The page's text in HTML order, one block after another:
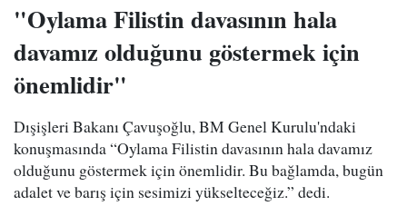
"Oylama Filistin davasının hala
davamız olduğunu göstermek için
önemlidir"
Dışişleri Bakanı Çavuşoğlu, BM Genel Kurulu'ndaki
konuşmasında “Oylama Filistin davasının hala davamız
olduğunu göstermek için önemlidir. Bu bağlamda, bugün
adalet ve barış için sesimizi yükselteceğiz.” dedi.